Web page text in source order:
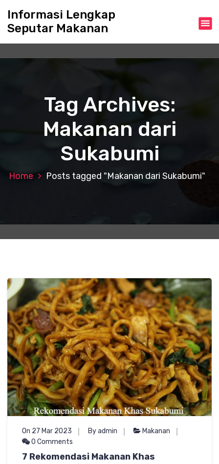
o
Informasi Lengkap
Seputar Makanan
Tag Archives:
Makanan dari
Sukabumi
Home Posts tagged "Makanan dari Sukabumi"
On 27 Mar 2023 By admin
Makanan
0 Comments
7 Rekomendasi Makanan Khas